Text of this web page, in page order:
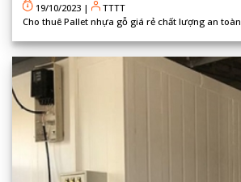
19/10/2023 |
TTTT
Cho thuê Pallet nhựa gỗ giá rẻ chất lượng an toàn